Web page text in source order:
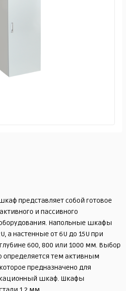
представляет собой готовое
и пассивного
Напольные шкафы
а настенные от 6U до 15U при
600, 800 или 1000 мм. Выбор
тем активным
предназначено для
шкаф. Шкафы